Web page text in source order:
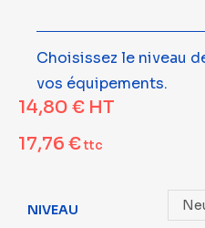
Choisissez le niveau
vos équipements.
14,80 € HT
17,76 €ttc
NIVEAU